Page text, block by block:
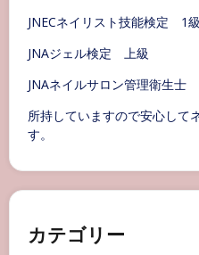
JNECネイリスト技能検定 1級
JNAジェル検定 上級
JNAネイルサロン管理衛生士
所持していますので安心して
す。
カテゴリー